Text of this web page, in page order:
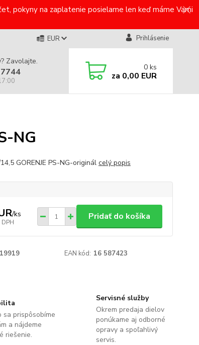
pokyny na zaplatenie posielame len keď máme Vami
EUR Prihlásenie
Zavolajte.
0 ks
za 0,00 EUR
NG
GORENJE PS-NG-originál celý popis
/ks Pridať do košíka
19919 EAN kód: 16 587423
sa prispôsobíme
a nájdeme
riešenie.
Servisné služby
Okrem predaja dielov
ponúkame aj odborné
opravy a spoľahlivý
servis.